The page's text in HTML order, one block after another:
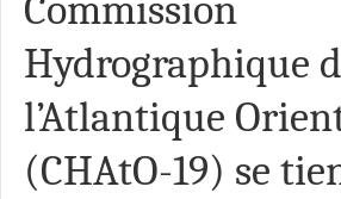
Commission
Hydrographique
l’Atlantique
(CHAtO-19) se